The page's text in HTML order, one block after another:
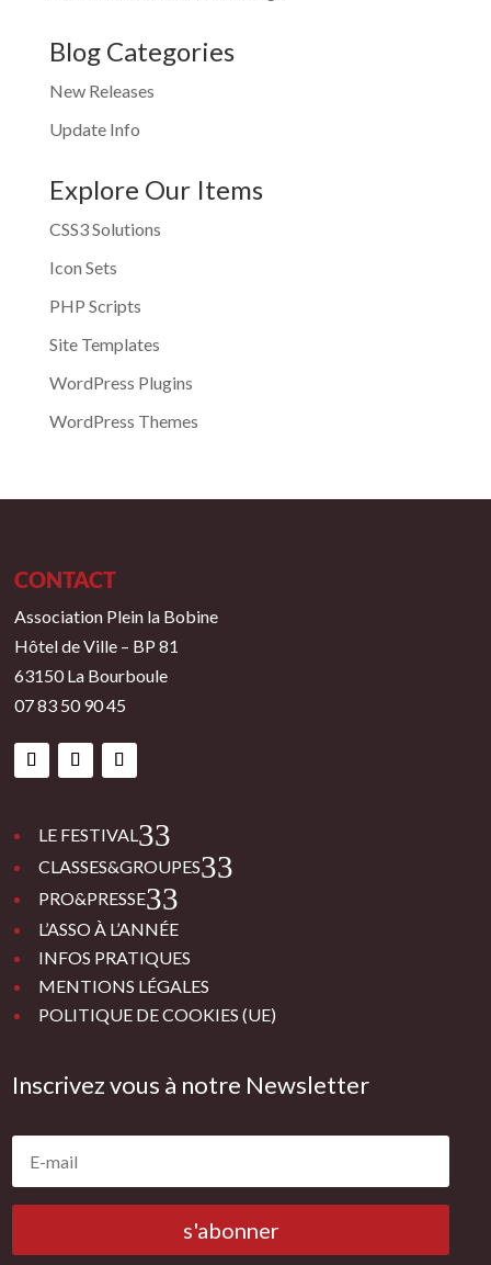
Blog Categories
New Releases
Update Info
Explore Our Items
CSS3 Solutions
Icon Sets
PHP Scripts
Site Templates
WordPress Plugins
WordPress Themes
CONTACT
Association Plein la Bobine
Hôtel de Ville – BP 81
63150 La Bourboule
07 83 50 90 45
LE FESTIVAL 3
CLASSES&GROUPES 3
PRO&PRESSE 3
L’ASSO À L’ANNÉE
INFOS PRATIQUES
MENTIONS LÉGALES
POLITIQUE DE COOKIES (UE)
Inscrivez vous à notre Newsletter
s'abonner